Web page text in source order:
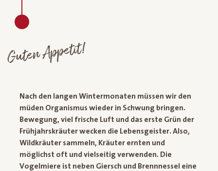
Guten Appetit!
Nach den langen Wintermonaten müssen wir den
müden Organismus wieder in Schwung bringen.
Bewegung, viel frische Luft und das erste Grün der
Frühjahrskräuter wecken die Lebensgeister. Also,
Wildkräuter sammeln, Kräuter ernten und
möglichst oft und vielseitig verwenden. Die
Vogelmiere ist neben Giersch und Brennnessel eine